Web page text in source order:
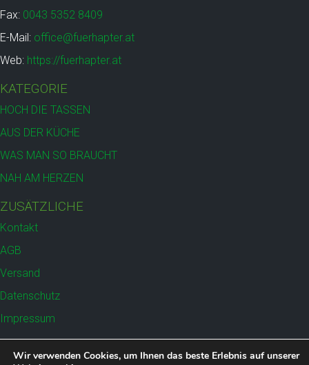
Fax: 0043 5352 8409
E-Mail: office@fuerhapter.at
Web: https://fuerhapter.at
KATEGORIE
HOCH DIE TASSEN
AUS DER KÜCHE
WAS MAN SO BRAUCHT
NAH AM HERZEN
ZUSÄTZLICHE
Kontakt
AGB
Versand
Datenschutz
Impressum
Wir verwenden Cookies, um Ihnen das beste Erlebnis auf unserer